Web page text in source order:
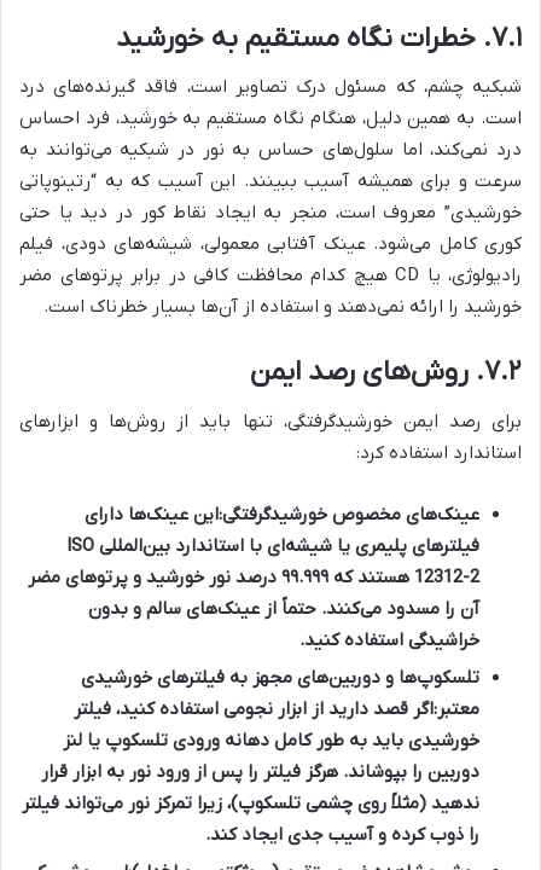
۷.۱. خطرات نگاه مستقیم به خورشید
شبکیه چشم، که مسئول درک تصاویر است، فاقد گیرنده‌های درد
است. به همین دلیل، هنگام نگاه مستقیم به خورشید، فرد احساس
درد نمی‌کند، اما سلول‌های حساس به نور در شبکیه می‌توانند به
سرعت و برای همیشه آسیب ببینند. این آسیب که به “رتینوپاتی
خورشیدی” معروف است، منجر به ایجاد نقاط کور در دید یا حتی
کوری کامل می‌شود. عینک آفتابی معمولی، شیشه‌های دودی، فیلم
رادیولوژی، یا CD هیچ کدام محافظت کافی در برابر پرتوهای مضر
خورشید را ارائه نمی‌دهند و استفاده از آن‌ها بسیار خطرناک است.
۷.۲. روش‌های رصد ایمن
برای رصد ایمن خورشیدگرفتگی، تنها باید از روش‌ها و ابزارهای
استاندارد استفاده کرد:
عینک‌های مخصوص خورشیدگرفتگی:این عینک‌ها دارای
فیلترهای پلیمری یا شیشه‌ای با استاندارد بین‌المللی ISO
12312-2 هستند که ۹۹.۹۹۹ درصد نور خورشید و پرتوهای مضر
آن را مسدود می‌کنند. حتماً از عینک‌های سالم و بدون
خراشیدگی استفاده کنید.
تلسکوپ‌ها و دوربین‌های مجهز به فیلترهای خورشیدی
معتبر:اگر قصد دارید از ابزار نجومی استفاده کنید، فیلتر
خورشیدی باید به طور کامل دهانه ورودی تلسکوپ یا لنز
دوربین را بپوشاند. هرگز فیلتر را پس از ورود نور به ابزار قرار
ندهید (مثلاً روی چشمی تلسکوپ)، زیرا تمرکز نور می‌تواند فیلتر
را ذوب کرده و آسیب جدی ایجاد کند.